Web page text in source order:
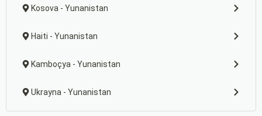
Kosova - Yunanistan
Haiti - Yunanistan
Kamboçya - Yunanistan
Ukrayna - Yunanistan